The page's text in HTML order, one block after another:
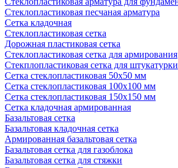
Стеклопластиковая песчаная арматура
Сетка кладочная
Стеклопластиковая сетка
Дорожная пластиковая сетка
Стеклопластиковая сетка для армирования
Стекплопластиковая сетка для штукатурки
Сетка стеклопластиковая 50x50 мм
Сетка стеклопластиковая 100x100 мм
Сетка стеклопластиковая 150x150 мм
Сетка кладочная армированная
Базальтовая сетка
Базальтовая кладочная сетка
Армированная базальтовая сетка
Базальтовая сетка для газоблока
Базальтовая сетка для стяжки